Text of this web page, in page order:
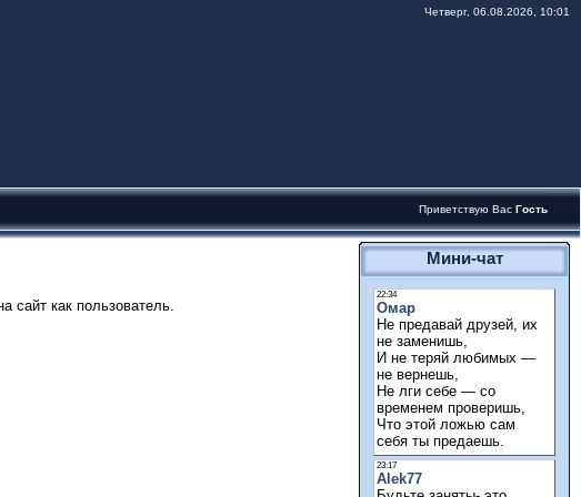
Четверг, 06.08.2026, 10:01
Приветствую Вас Гость
сайт как пользователь.
Мини-чат